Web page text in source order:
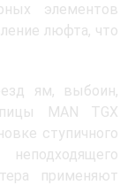
элементов
люфта, что
ям, выбоин,
MAN TGX
ступичного
применяют